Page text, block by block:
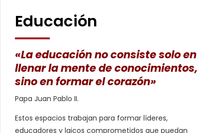
Educación
«La educación no consiste solo en
llenar la mente de conocimientos,
sino en formar el corazón»
Papa Juan Pablo II.
Estos espacios trabajan para formar líderes,
educadores y laicos comprometidos que puedan